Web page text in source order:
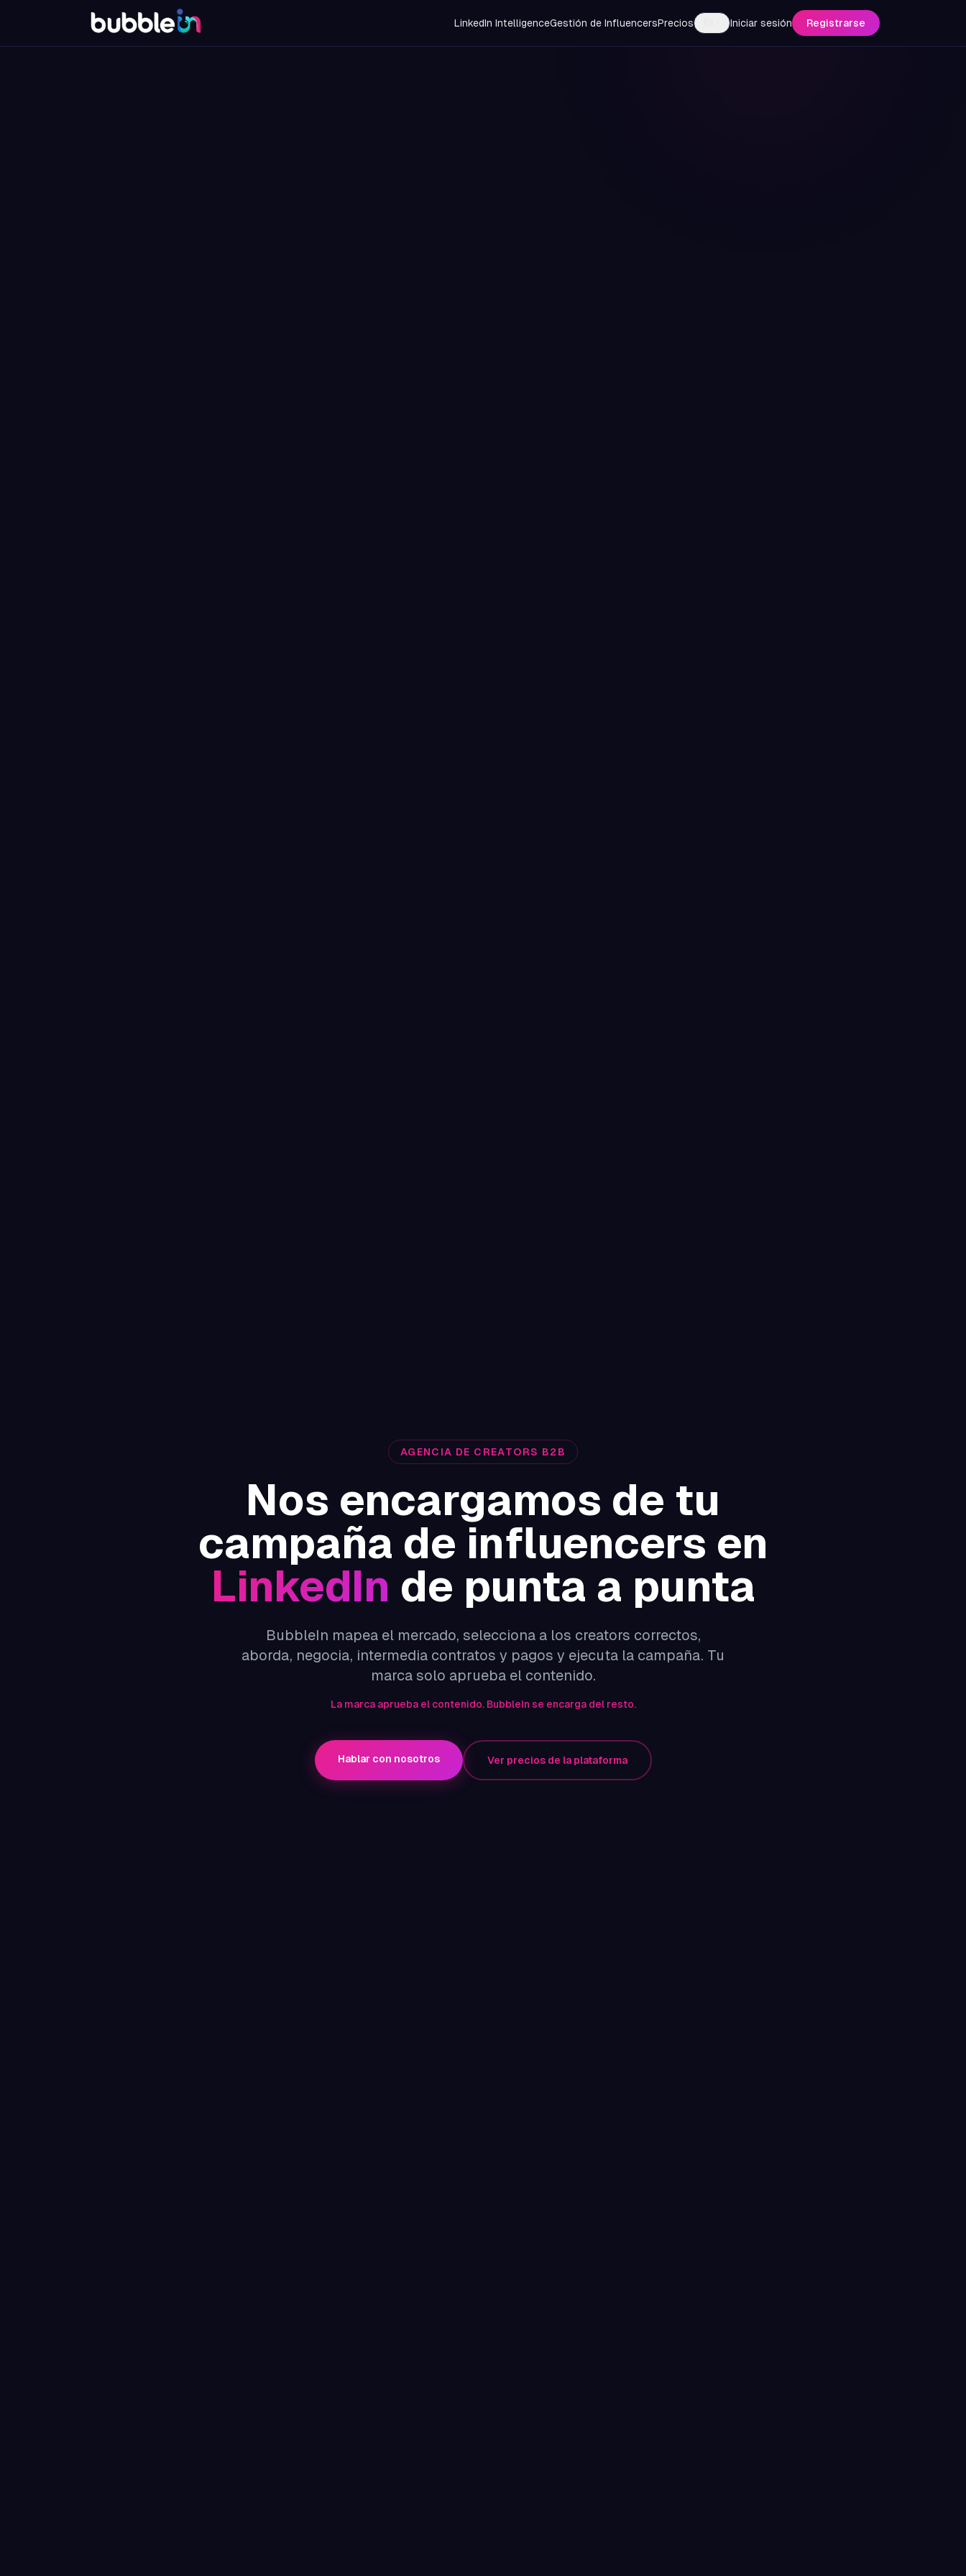
LinkedIn IntelligenceGestión de InfluencersPrecios Iniciar sesión Registrarse
AGENCIA DE CREATORS B2B
Nos encargamos de tu
campaña de influencers en
LinkedIn de punta a punta
BubbleIn mapea el mercado, selecciona a los creators correctos,
aborda, negocia, intermedia contratos y pagos y ejecuta la campaña. Tu
marca solo aprueba el contenido.
La marca aprueba el contenido. BubbleIn se encarga del resto.
Hablar con nosotros Ver precios de la plataforma